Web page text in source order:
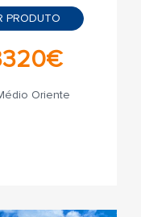
PRODUTO
Oriente